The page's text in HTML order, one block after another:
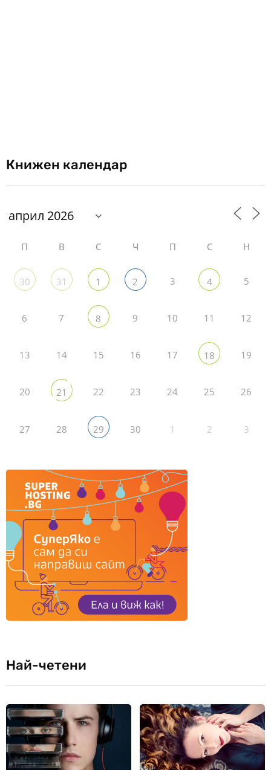
Книжен календар
П В С Ч П С Н
30 31 1 2 3 4 5
6 7 8 9 10 11 12
13 14 15 16 17 18 19
20 21 22 23 24 25 26
27 28 29 30 1 2 3
Най-четени